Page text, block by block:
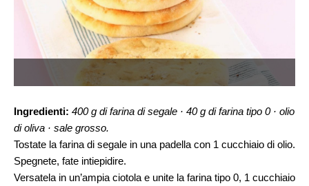
Ingredienti: 400 g di farina di segale · 40 g di farina tipo 0· olio
di oliva · sale grosso.
Tostate la farina di segale in una padella con 1 cucchiaio di olio.
Spegnete, fate intiepidire.
Versatela in un’ampia ciotola e unite la farina tipo 0, 1 cucchiaio